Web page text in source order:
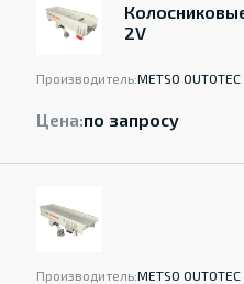
2V
Производитель:METSO OUTOTEC
Цена:по запросу
Производитель:METSO OUTOTEC